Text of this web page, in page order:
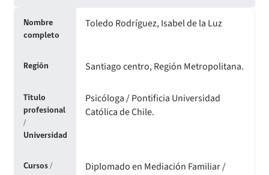
Oficios Circulares
Resoluciones
Oficios Circulares
Circulares internas
Resoluciones
Resoluciones
Para Prestadores Individuales
Circulares
Circulares internas
Para otros destinatarios
Circulares
Convenios de colaboración
Estructura Orgánica
Informes de Fiscalización
Llamados a concurso de personal
Compendio de Archivos Maestros
Compendio Procedimientos
Informes de fiscalización
Sanciones Agentes de Ventas
Sanciones a Isapres
Sanciones a Prestadores
Nombre
completo
Toledo Rodríguez, Isabel de la Luz
Región Santiago centro, Región Metropolitana.
Título
profesional
/
Universidad
Psicóloga / Pontificia Universidad
Católica de Chile.
Cursos /
Diplomado en Mediación Familiar /